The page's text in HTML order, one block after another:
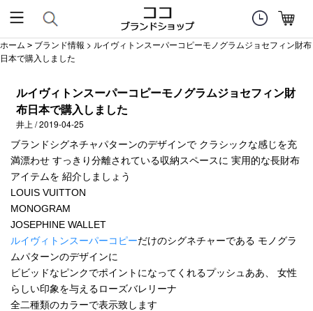
ホーム > ブランド情報 > ルイヴィトンスーパーコピーモノグラムジョセフィン財布
日本で購入しました
ルイヴィトンスーパーコピーモノグラムジョセフィン財
布日本で購入しました
井上 / 2019-04-25
ブランドシグネチャパターンのデザインで クラシックな感じを充
満漂わせ すっきり分離されている収納スペースに 実用的な長財布
アイテムを 紹介しましょう
LOUIS VUITTON
MONOGRAM
JOSEPHINE WALLET
ルイヴィトンスーパーコピーだけのシグネチャーである モノグラ
ムパターンのデザインに
ビビッドなピンクでポイントになってくれるプッシュああ、 女性
らしい印象を与えるローズバレリーナ
全二種類のカラーで表示致します